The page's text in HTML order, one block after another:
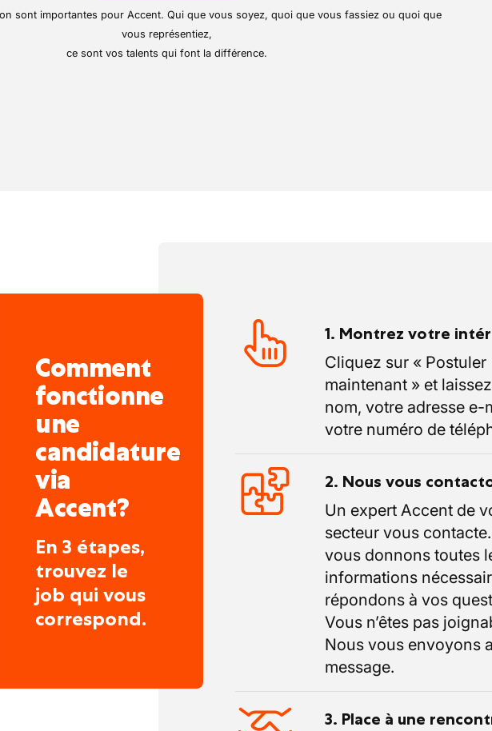
votre goût pour le travail précis et ordonné, vous et vos
veillez à ce que le lieu de travail soit bien rangé.
à une parfaite autonomie de son organisation.
sont importantes pour Accent. Qui que vous soyez, quoi que vous fassiez ou quoi que
vous représentiez,
ce sont vos talents qui font la différence.
Comment
fonctionne
une
candidature
via
Accent?
En 3 étapes,
trouvez le
job qui vous
correspond.
1. Montrez votre
Cliquez sur « Postuler
maintenant » et
nom, votre adresse e-
votre numéro de
2. Nous vous
Un expert Accent de
secteur vous
vous donnons toutes
informations
répondons à vos
Vous n’êtes pas
Nous vous envoyons
message.
3. Place à une